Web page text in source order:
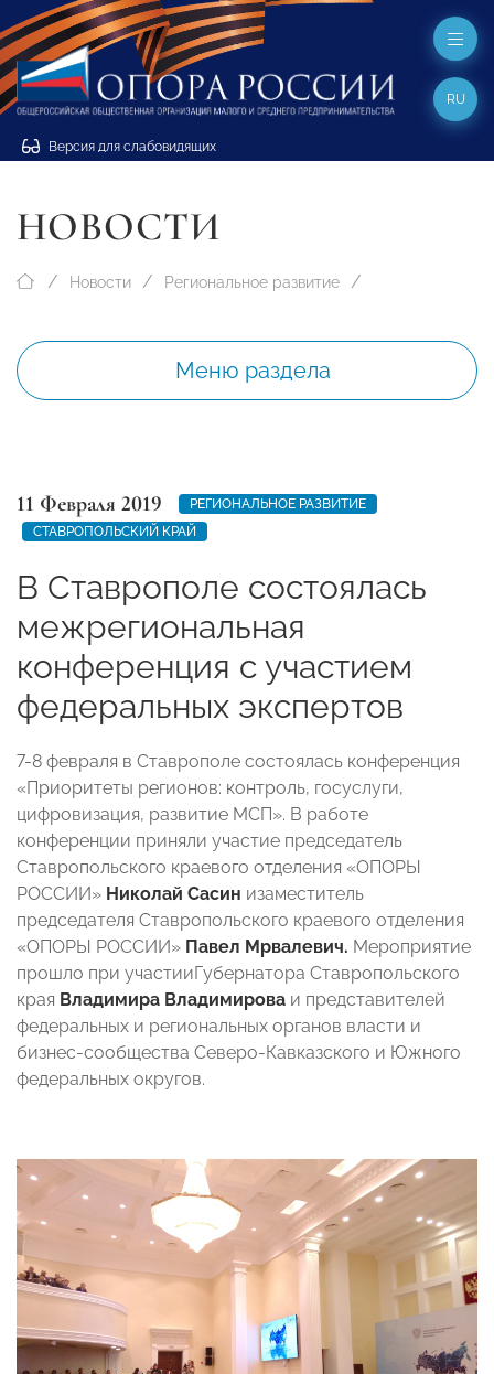
Версия для слабовидящих
RU
НОВОСТИ
Новости Региональное развитие
Меню раздела
11 Февраля 2019
РЕГИОНАЛЬНОЕ РАЗВИТИЕ
СТАВРОПОЛЬСКИЙ КРАЙ
В Ставрополе состоялась
межрегиональная
конференция с участием
федеральных экспертов
7-8 февраля в Ставрополе состоялась конференция
«Приоритеты регионов: контроль, госуслуги,
цифровизация, развитие МСП». В работе
конференции приняли участие председатель
Ставропольского краевого отделения «ОПОРЫ
РОССИИ» Николай Сасин изаместитель
председателя Ставропольского краевого отделения
«ОПОРЫ РОССИИ» Павел Мрвалевич. Мероприятие
прошло при участииГубернатора Ставропольского
края Владимира Владимирова и представителей
федеральных и региональных органов власти и
бизнес-сообщества Северо-Кавказского и Южного
федеральных округов.